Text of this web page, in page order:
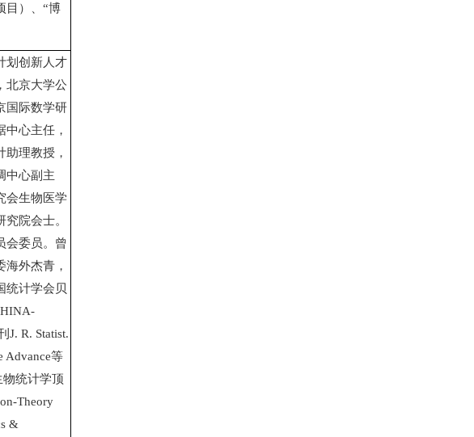
目）、“博
划创新人才
北京大学公
国际数学研
心主任，
理教授，
中心副主
会生物医学
院会士。
会委员。曾
外杰青，
统计学会贝
J. R. Statist.
Advance等
统计学顶
Theory
&